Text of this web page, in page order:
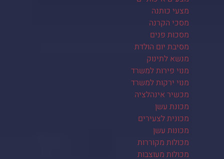
מצעי כותנה
מסכי הקרנה
מסכות פנים
מסיבת יום הולדת
מנשא לתינוק
מנוי פירות למשרד
מנוי ירקות למשרד
מכשיר אינהלציה
מכונת עשן
מכונית לצעירים
מכונות עשן
מכולות מקוררות
מכולות מעוצבות